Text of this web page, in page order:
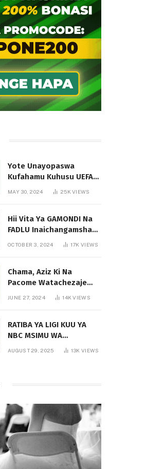
Yote Unayopaswa
Kufahamu Kuhusu UEFA
EURO 2024 German
MAY 30, 2024 25KVIEWS
Hii Vita Ya GAMONDI Na
FADLU Inaichangamsha
OCTOBER 3, 2024 17KVIEWS
Chama, Aziz Ki Na
Pacome Watachezaje
JUNE 27, 2024 14KVIEWS
RATIBA YA LIGI KUU YA
NBC MSIMU WA
AUGUST 29, 2025 13KVIEWS